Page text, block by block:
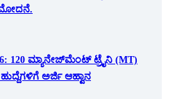
120 ಮ್ಯಾನೇಜ್‌ಮೆಂಟ್ ಟ್ರೈನಿ (MT)
ಅರ್ಜಿ ಆಹ್ವಾನ